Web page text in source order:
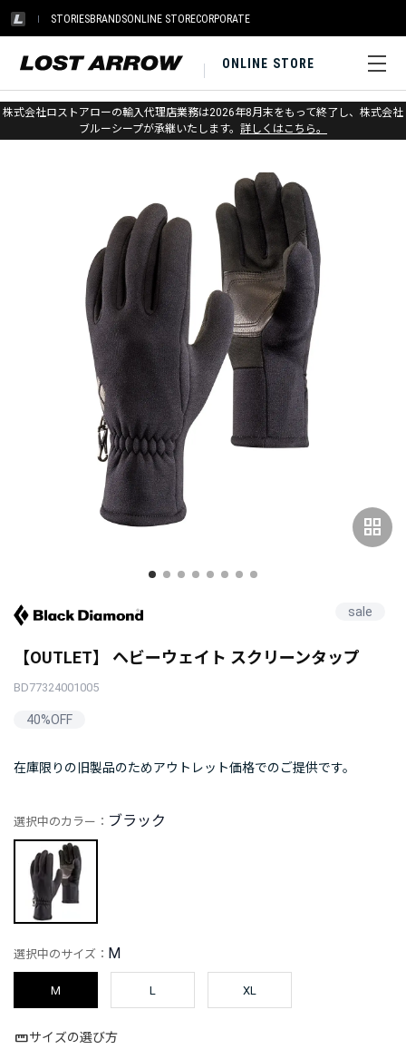
STORIESBRANDSONLINE STORECORPORATE
ONLINE STORE
株式会社ロストアローの輸入代理店業務は2026年8月末をもって終了し、株式会社
ブルーシープが承継いたします。 詳しくはこちら。
ホーム > アウトレット > グローブ
grid_view
sale
【OUTLET】 ヘビーウェイト スクリーンタップ
BD77324001005
40%OFF
在庫限りの旧製品のためアウトレット価格でのご提供です。
選択中のカラー： ブラック
選択中のサイズ： M
M L XL
サイズの選び方